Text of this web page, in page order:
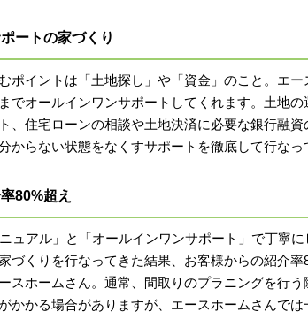
ートの家づくり
ポイントは「土地探し」や「資金」のこと。エー
でオールインワンサポートしてくれます。土地
、住宅ローンの相談や土地決済に必要な銀行融
からない状態をなくすサポートを徹底して行なっ
80%超え
ュアル」と「オールインワンサポート」で丁寧
づくりを行なってきた結果、お客様からの紹介
スホームさん。通常、間取りのプラニングを行
かかる場合がありますが、エースホームさんでは